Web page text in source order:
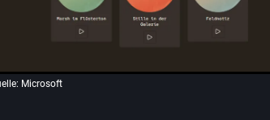
Microsoft